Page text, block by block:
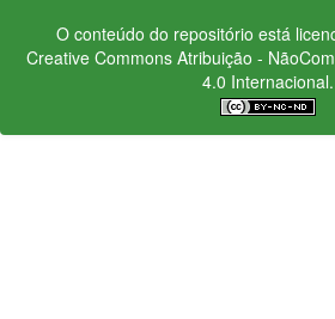
O conteúdo do repositório está
Creative CommonsAtribuição -
4.0 Internacional.